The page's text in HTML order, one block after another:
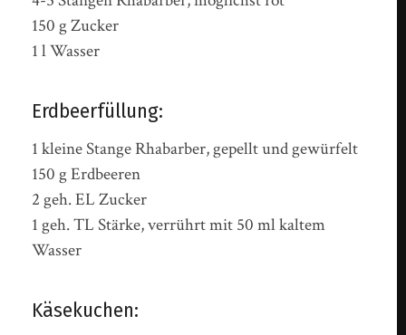
150 g Zucker
1 l Wasser
Erdbeerfüllung:
1 kleine Stange Rhabarber, gepellt und gewürfelt
150 g Erdbeeren
2 geh. EL Zucker
1 geh. TL Stärke, verrührt mit 50 ml kaltem
Wasser
Käsekuchen: